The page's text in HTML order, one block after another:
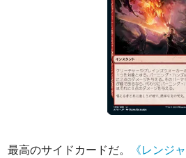
最高のサイドカードだ。 《レンジ